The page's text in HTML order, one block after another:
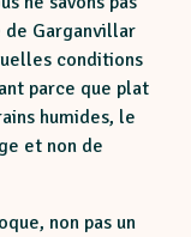
Garganvillar
conditions
parce que plat
humides, le
et non de
non pas un